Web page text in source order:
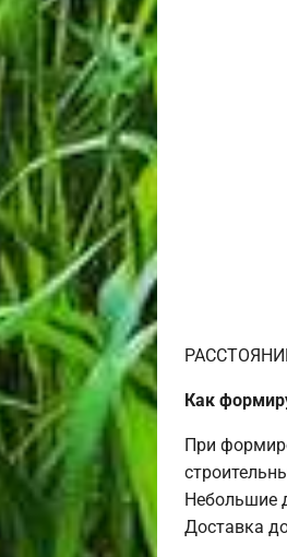
Как
При
Небольшие
Доставка